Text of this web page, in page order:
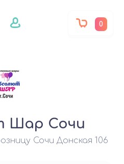
Шар Сочи
Сочи Донская 106
0